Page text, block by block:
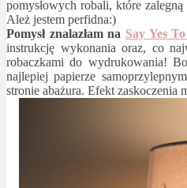
pomysłowych robali, które
Ależ jestem perfidna:)
Pomysł znalazłam na Say Yes
instrukcję wykonania oraz, co
robaczkami do wydrukowania!
najlepiej papierze
stronie abażura. Efekt zaskoczenia